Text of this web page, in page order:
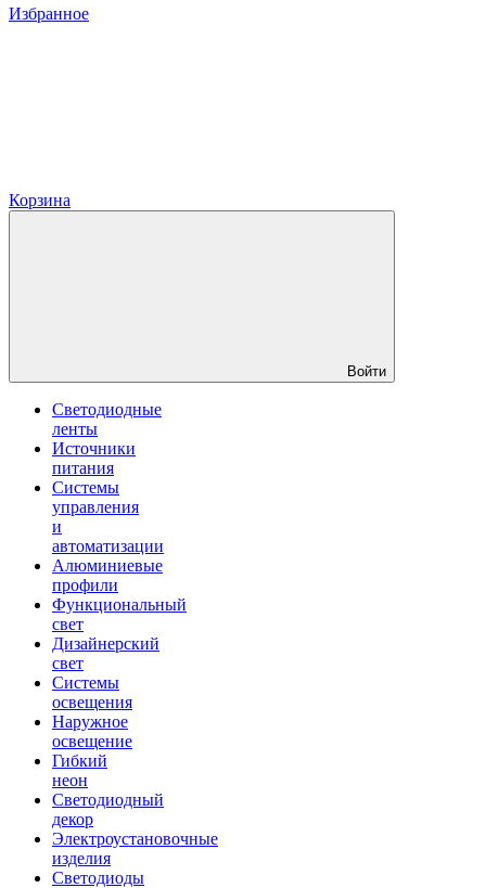
Избранное
Корзина
Войти
Светодиодные
ленты
Источники
питания
Системы
управления
и
автоматизации
Алюминиевые
профили
Функциональный
свет
Дизайнерский
свет
Системы
освещения
Наружное
освещение
Гибкий
неон
Светодиодный
декор
Электроустановочные
изделия
Светодиоды